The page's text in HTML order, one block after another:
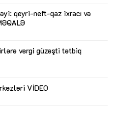
qeyri-neft-qaz ixracı və
vergi güzəşti tətbiq
VİDEO